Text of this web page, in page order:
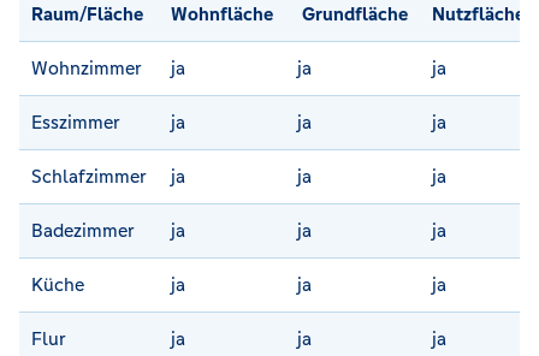
Raum/Fläche Wohnfläche Grundfläche Nutzfläche
Wohnzimmer ja ja ja
Esszimmer ja ja ja
Schlafzimmer ja ja ja
Badezimmer ja ja ja
Küche ja ja ja
Flur ja ja ja